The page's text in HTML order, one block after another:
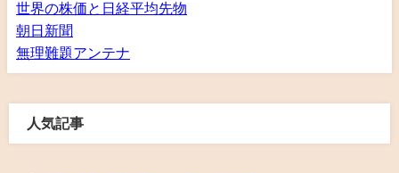
世界の株価と日経平均先物
朝日新聞
無理難題アンテナ
人気記事